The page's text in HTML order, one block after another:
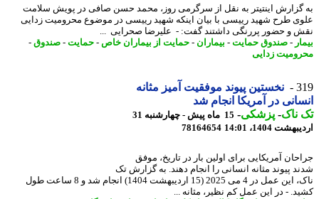
اینتیتر به نقل از سرگرمی روز، محمد حسن صافی در پویش سلامت
طرح شهید رییسی با بیان اینکه شهید رییسی در موضوع محرومیت زدایی
و حضور پررنگی داشتند گفت: - علیرضا صحرایی ...
-صندوق حمایت-بیماران- حمایت از بیماران خاص-حمایت-صندوق-
زدایی
نخستین پیوند موفقیت آمیز مثانه
در آمریکا انجام شد
-پزشکی-
15 ماه پیش - چهارشنبه 31
1404، 14:01
78164654
آمریکایی برای اولین بار در تاریخ، موفق
پیوند مثانه انسانی را انجام دهند. به گزارش تک
ناک، این عمل در 4 می 2025 (15 اردیبهشت 1404) انجام شد و 8 ساعت طول
- در این عمل کم نظیر، مثانه ...